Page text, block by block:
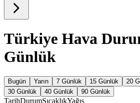
Türkiye Hava
Günlük
Bugün Yarın 7 Günlük 15 Günlük 20
30 Günlük
40 Günlük 90 Günlük
TarihDurumSıcaklıkYağış